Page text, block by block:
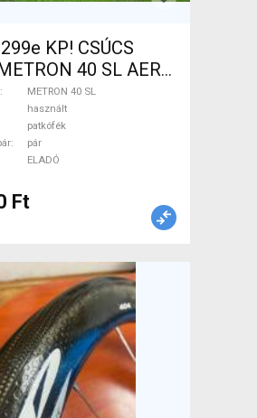
KP! CSÚCS
40 SL AERO
1.330g/pár METRON
/ Gravel /
Országúti
/ Gumi használt
METRON 40 SL
használt
patkófék
pár
ELADÓ
Ft